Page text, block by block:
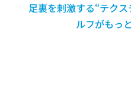
足裏を刺激する“テク
ルフがもっ